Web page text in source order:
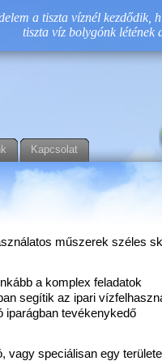
a tiszta víznél kezdődik,
tiszta víz bolygónk létének
Kapcsolat
műszerek széles
a komplex feladatok
segítik az ipari
iparágban tevékenykedő
vagy speciálisan egy